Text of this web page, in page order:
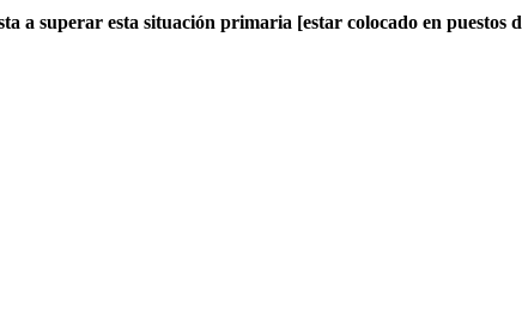
a superar esta situación primaria [estar colocado en puestos